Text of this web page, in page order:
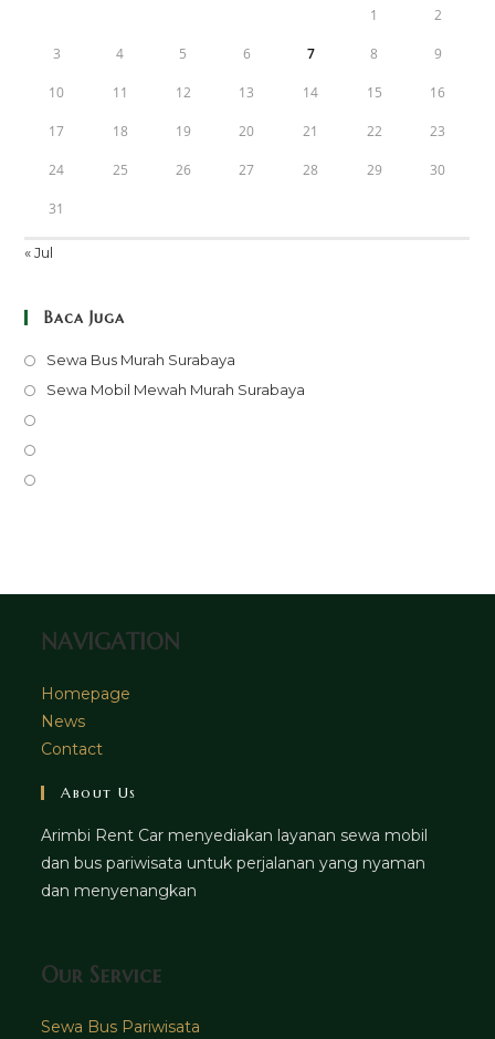
1 2
3 4 5 6 7 8 9
10 11 12 13 14 15 16
17 18 19 20 21 22 23
24 25 26 27 28 29 30
31
« Jul
Baca Juga
Sewa Bus Murah Surabaya
in
Sewa Mobil Mewah Murah Surabaya
tab
NAVIGATION
Homepage
News
Contact
About Us
Arimbi Rent Car menyediakan layanan sewa mobil
dan bus pariwisata untuk perjalanan yang nyaman
dan menyenangkan
Our Service
Sewa Bus Pariwisata